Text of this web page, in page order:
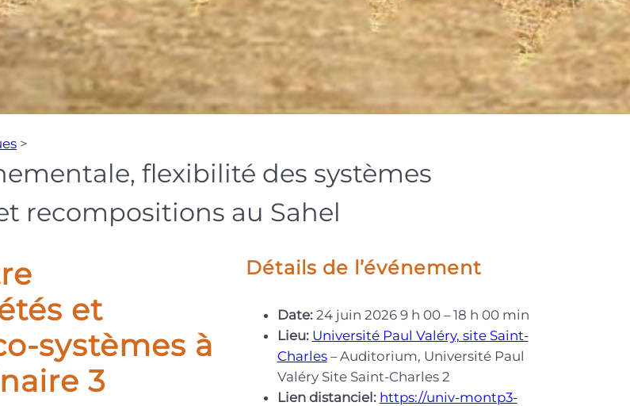
>
flexibilité des systèmes
recompositions au Sahel
et
systèmes à
3
Détails de l’événement
Date: 24 juin 2026 9 h 00–18 h 00 min
Lieu: Université Paul Valéry, site Saint-
Charles– Auditorium, Université Paul
Valéry Site Saint-Charles 2
Lien distanciel: https://univ-montp3-